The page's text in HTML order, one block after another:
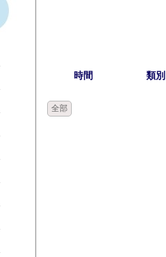
時間 類別
全部